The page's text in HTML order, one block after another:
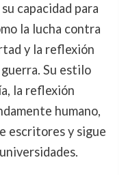
capacidad para
la lucha contra
y la reflexión
Su estilo
la reflexión
humano,
escritores y sigue